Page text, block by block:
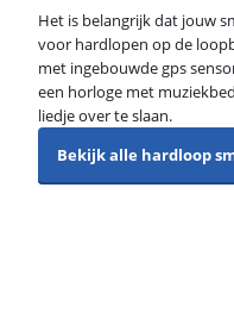
Het is belangrijk dat jouw
voor hardlopen op de
met ingebouwde gps
een horloge met
liedje over te slaan.
Bekijk alle hardloop